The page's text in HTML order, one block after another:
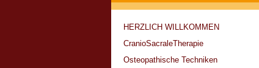
HERZLICH WILLKOMMEN
CranioSacraleTherapie
Osteopathische Techniken